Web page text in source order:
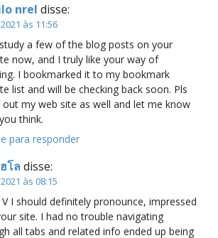
nrel disse:
às 11:56
a few of the blog posts on your
now, and I truly like your way of
I bookmarked it to my bookmark
list and will be checking back soon. Pls
out my web site as well and let me know
think.
para responder
โล disse:
às 08:15
I should definitely pronounce, impressed
site. I had no trouble navigating
all tabs and related info ended up being